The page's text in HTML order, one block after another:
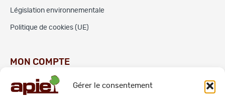
Gérer le consentement
Législation environnementale
Politique de cookies (UE)
MON COMPTE
Commandes